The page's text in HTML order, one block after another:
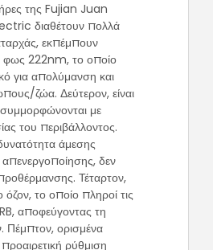
της Fujian Juan
διαθέτουν πολλά
εκπέμπουν
φως 222nm, το οποίο
για απολύμανση και
ζώα. Δεύτερον, είναι
με
του περιβάλλοντος.
άμεσης
δεν
Τέταρτον,
το οποίο πληροί τις
αποφεύγοντας τη
ορισμένα
ρύθμιση